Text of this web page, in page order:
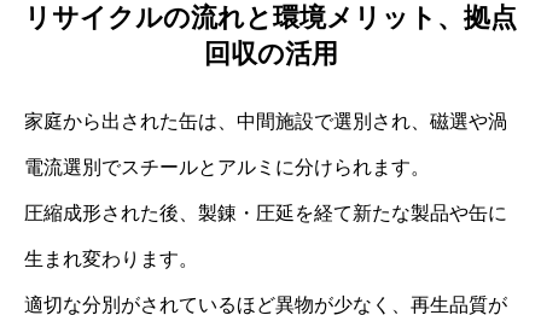
リサイクルの流れと環境メリット、拠点
回収の活用
家庭から出された缶は、中間施設で選別され、磁選や渦
電流選別でスチールとアルミに分けられます。
圧縮成形された後、製錬・圧延を経て新たな製品や缶に
生まれ変わります。
適切な分別がされているほど異物が少なく、再生品質が